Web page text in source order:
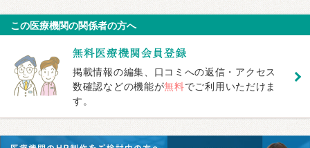
この医療機関の関係者の方へ
掲載情報の編集、口コミへの返信・アクセス
数確認などの機能が無料でご利用いただけま
す。